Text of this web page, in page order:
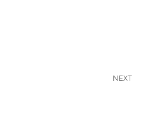
NEXT